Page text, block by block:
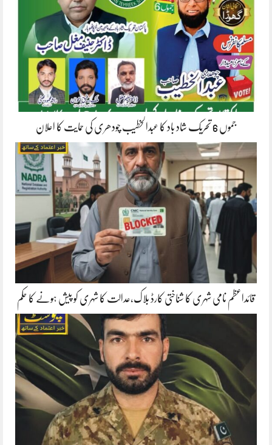
جموں 6 تحریک شاد باد کا عبدالخطیب چودھری کی حمایت کا اعلان
قائداعظم نامی شہری کا شناختی کارڈ بلاک،عدالت کا شہری کو پیش ہونے کا حکم